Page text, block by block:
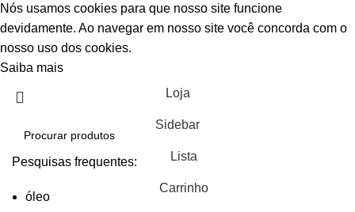
Nós usamos cookies para que nosso site funcione
devidamente. Ao navegar em nosso site você concorda com o
nosso uso dos cookies.
Saiba mais
Pesquisas frequentes:
óleo
Loja
Sidebar
Lista
Carrinho